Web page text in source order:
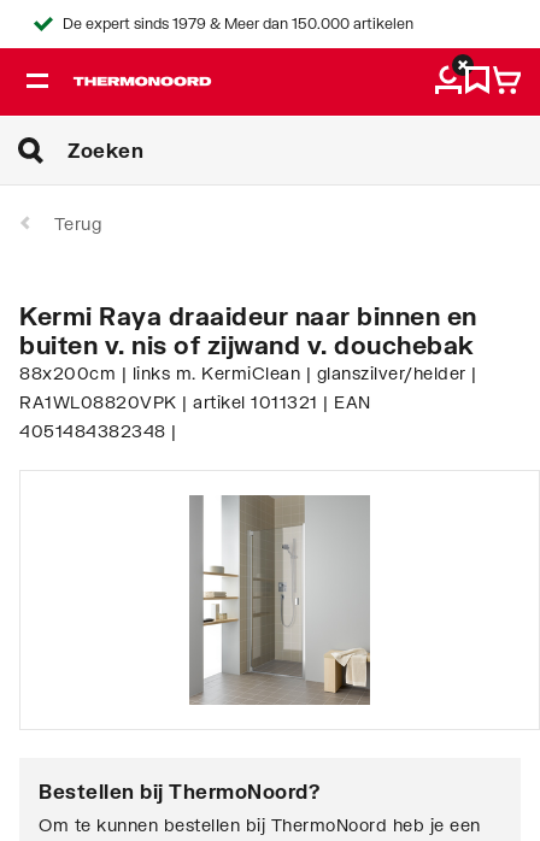
De expert sinds 1979 & Meer dan 150.000 artikelen
Terug
Kermi Raya draaideur naar binnen en
buiten v. nis of zijwand v. douchebak
88x200cm | links m. KermiClean | glanszilver/helder |
RA1WL08820VPK | artikel 1011321 | EAN
4051484382348 |
Bestellen bij ThermoNoord?
Om te kunnen bestellen bij ThermoNoord heb je een